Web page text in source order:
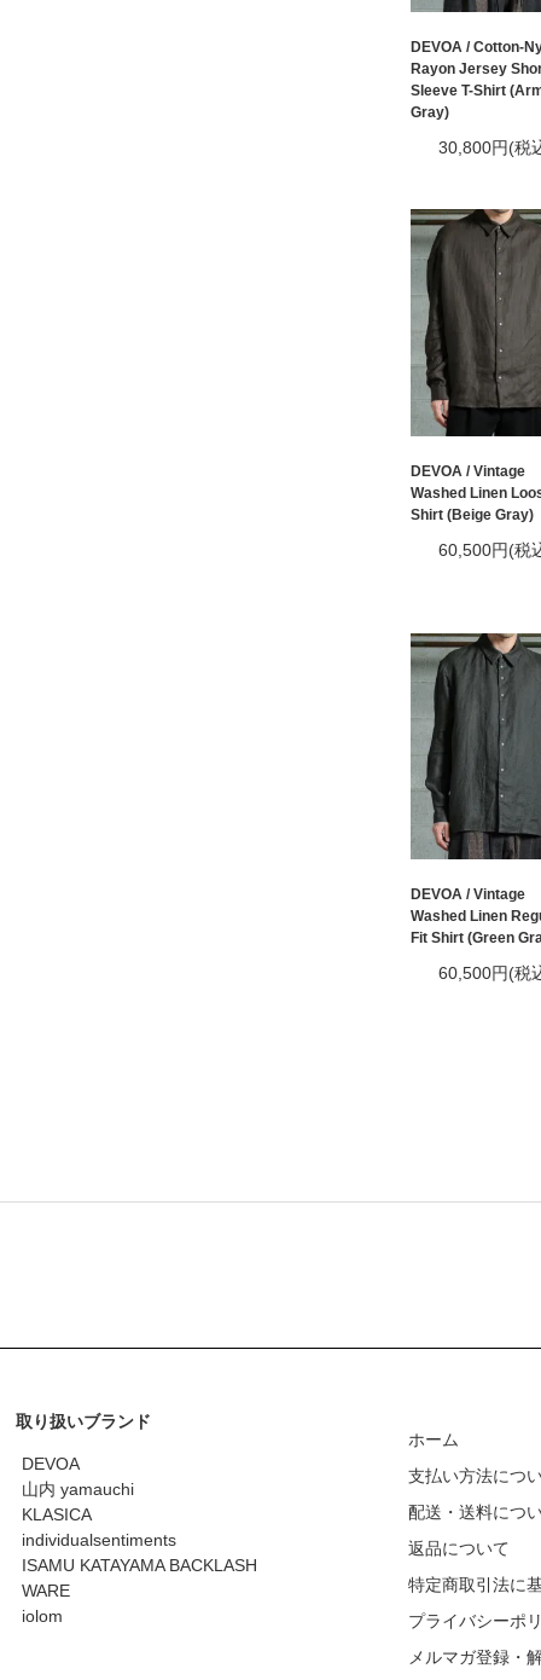
DEVOA / Cotton-
Rayon Jersey
Sleeve T-Shirt
Gray)
30,800円(税
DEVOA / Vintage
Washed Linen
Shirt (Beige Gray)
60,500円(税
DEVOA / Vintage
Washed Linen
Fit Shirt (Green
60,500円(税
取り扱いブランド
DEVOA
山内 yamauchi
KLASICA
individualsentiments
ISAMU KATAYAMA BACKLASH
WARE
iolom
ホーム
支払い方法につ
配送・送料につ
返品について
特定商取引法に
プライバシーポ
メルマガ登録・